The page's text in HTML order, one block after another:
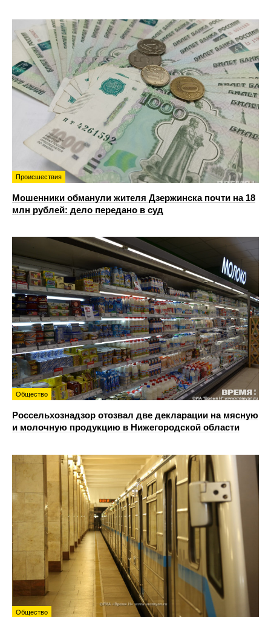
Происшествия
Мошенники обманули жителя Дзержинска почти на 18
млн рублей: дело передано в суд
Общество
Россельхознадзор отозвал две декларации на мясную
и молочную продукцию в Нижегородской области
Общество